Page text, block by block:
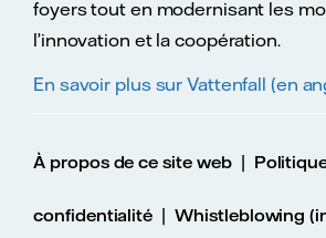
foyers tout en modernisant les
l’innovation et la coopération.
En savoir plus sur Vattenfall (en
À propos de ce site web|
confidentialité | Whistleblowing